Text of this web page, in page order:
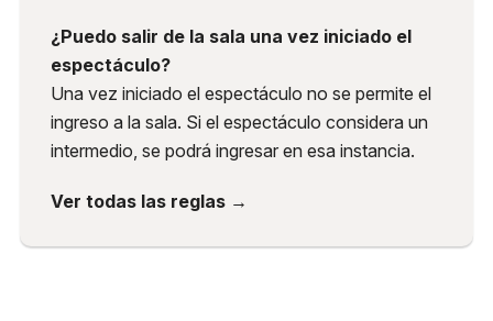
¿Puedo salir de la sala una vez iniciado el
espectáculo?
Una vez iniciado el espectáculo no se permite el
ingreso a la sala. Si el espectáculo considera un
intermedio, se podrá ingresar en esa instancia.
Ver todas las reglas →